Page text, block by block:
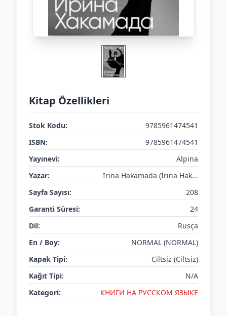
Kitap Özellikleri
Stok Kodu:
9785961474541
ISBN:
9785961474541
Yayınevi:
Alpina
Yazar:
İrina Hakamada (İrina Hak...
Sayfa Sayısı:
208
Garanti Süresi:
24
Dil:
Rusça
En / Boy:
NORMAL (NORMAL)
Kapak Tipi:
Ciltsiz (Ciltsiz)
Kağıt Tipi:
N/A
Kategori:
КНИГИ НА РУССКОМ ЯЗЫКЕ